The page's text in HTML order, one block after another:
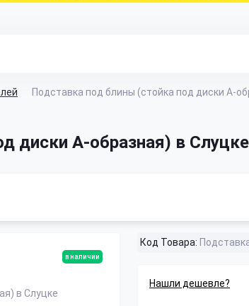
Подставка под блины (стойка под диски А-
диски А-образная) в Слуцке
в наличии
Код Товара:
Нашли дешевле?